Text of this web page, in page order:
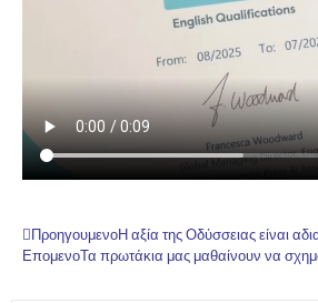
ΠροηγουμενοΗ αξία της Οδύσσειας είναι
ΕπομενοΤα πρωτάκια μας μαθαίνουν να